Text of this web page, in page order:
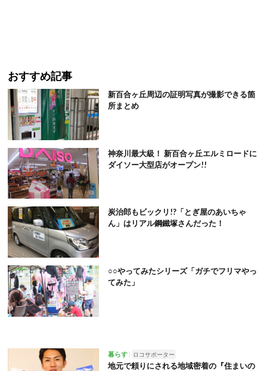
おすすめ記事
新百合ヶ丘周辺の証明写真が撮影できる箇
所まとめ
神奈川最大級！ 新百合ヶ丘エルミロードに
ダイソー大型店がオープン!!
炭治郎もビックリ!?「とぎ屋のあいちゃ
ん」はリアル鋼鐵塚さんだった！
○○やってみたシリーズ「ガチでフリマやっ
てみた」
暮らす ロコサポーター
地元で頼りにされる地域密着の『住まいの